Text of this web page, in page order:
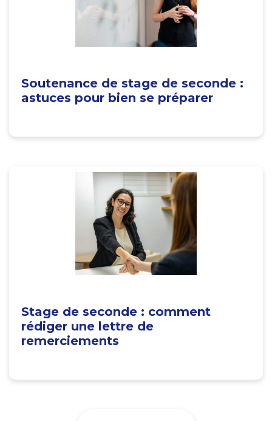
Soutenance de stage de seconde :
astuces pour bien se préparer
Stage de seconde : comment
rédiger une lettre de
remerciements